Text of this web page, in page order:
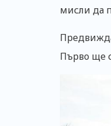
мисли да
Първо ще